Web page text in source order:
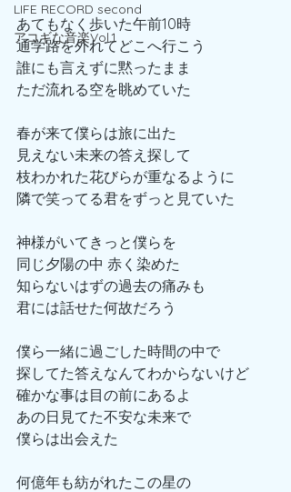
LIFE RECORD second
アコギな音楽Vol.1
あてもなく歩いた午前10時
通学路を外れてどこへ行こう
誰にも言えずに黙ったまま
ただ流れる空を眺めていた
春が来て僕らは旅に出た
見えない未来の答え探して
枝わかれた花びらが重なるように
隣で笑ってる君をずっと見ていた
神様がいてきっと僕らを
同じ夕陽の中 赤く染めた
知らないはずの過去の痛みも
君には話せた何故だろう
僕ら一緒に過ごした時間の中で
探してた答えなんてわからないけど
確かな事は目の前にあるよ
あの日見てた不安な未来で
僕らは出会えた
何億年も紡がれたこの星の